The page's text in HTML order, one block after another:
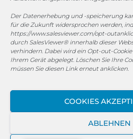
Der Datenerhebung und -speicherung
für die Zukunft widersprochen werden,
https://www.salesviewer.com/opt-out
durch SalesViewer® innerhalb dieser
verhindern. Dabei wird ein Opt-out-
Ihrem Gerät abgelegt. Löschen Sie Ihre
müssen Sie diesen Link erneut anklicken.
COOKIES
ABLEHNEN
Haftungsansprüche gegen den
Schäden materieller oder ideeller
die Nutzung oder
Informationen bzw. durch die
unvollständiger Informationen
grundsätzlich ausgeschlossen,
Verschulden vorliegt. Alle
unverbindlich. MEGASOFT® IT
vor, Teile der Seiten oder das
gesonderte Ankündigung zu
löschen oder die Veröffentlichung